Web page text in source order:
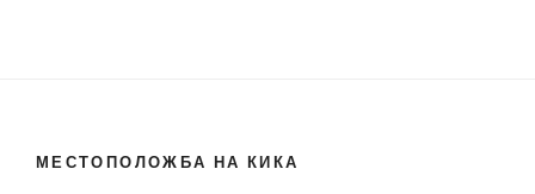
МЕСТОПОЛОЖБА НА КИКА